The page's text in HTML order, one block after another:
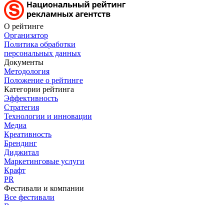
О рейтинге
Организатор
Политика обработки
персональных данных
Документы
Методология
Положение о рейтинге
Категории рейтинга
Эффективность
Стратегия
Технологии и инновации
Медиа
Креативность
Брендинг
Диджитал
Маркетинговые услуги
Крафт
PR
Фестивали и компании
Все фестивали